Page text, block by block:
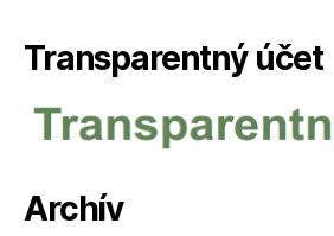
Transparentný účet
Archív